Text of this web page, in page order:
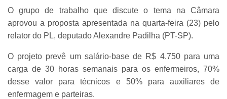
O grupo de trabalho que discute o tema na Câmara
aprovou a proposta apresentada na quarta-feira (23) pelo
relator do PL, deputado Alexandre Padilha (PT-SP).
O projeto prevê um salário-base de R$ 4.750 para uma
carga de 30 horas semanais para os enfermeiros, 70%
desse valor para técnicos e 50% para auxiliares de
enfermagem e parteiras.